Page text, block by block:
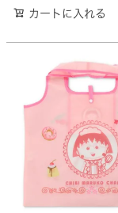
カートに入れる